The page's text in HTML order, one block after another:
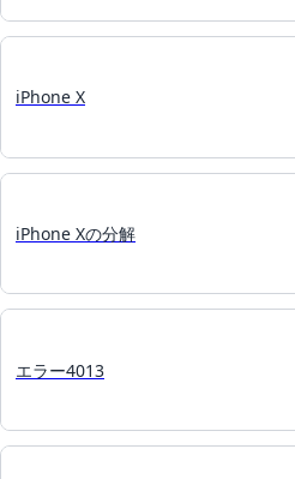
iPhone X
iPhone Xの分解
エラー4013